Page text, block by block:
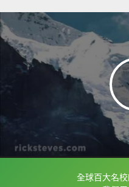
全球百大名
框選或點兩下字